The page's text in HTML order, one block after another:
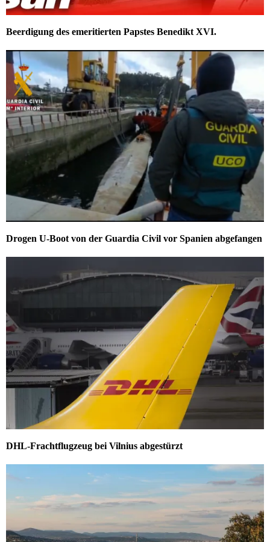
Beerdigung des emeritierten Papstes Benedikt XVI.
Drogen U-Boot von der Guardia Civil vor Spanien abgefangen
DHL-Frachtflugzeug bei Vilnius abgestürzt